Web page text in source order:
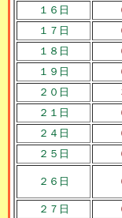
１６日
１７日
１８日
１９日
２０日
２１日
２４日
２５日
２６日
２７日